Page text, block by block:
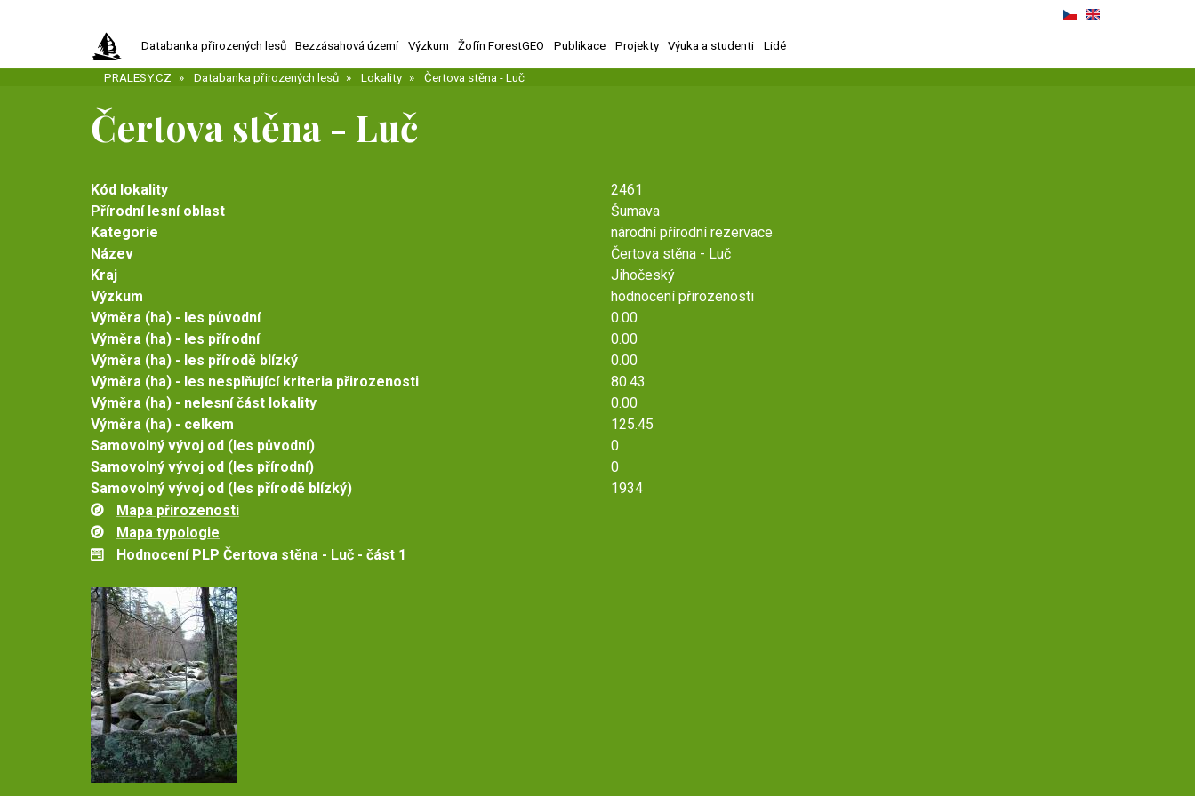
obsahu
Databanka přirozených lesů Bezzásahová území Výzkum Žofín ForestGEO Publikace Projekty Výuka a studenti Lidé
PRALESY.CZ Databanka přirozených lesů Lokality Čertova stěna - Luč
Čertova stěna - Luč
Kód lokality
2461
Přírodní lesní oblast
Šumava
Kategorie
národní přírodní rezervace
Název
Čertova stěna - Luč
Kraj
Jihočeský
Výzkum
hodnocení přirozenosti
Výměra (ha) - les původní
0.00
Výměra (ha) - les přírodní
0.00
Výměra (ha) - les přírodě blízký
0.00
Výměra (ha) - les nesplňující kriteria přirozenosti
80.43
Výměra (ha) - nelesní část lokality
0.00
Výměra (ha) - celkem
125.45
Samovolný vývoj od (les původní)
0
Samovolný vývoj od (les přírodní)
0
Samovolný vývoj od (les přírodě blízký)
1934
Mapa přirozenosti
Mapa typologie
Hodnocení PLP Čertova stěna - Luč - část 1